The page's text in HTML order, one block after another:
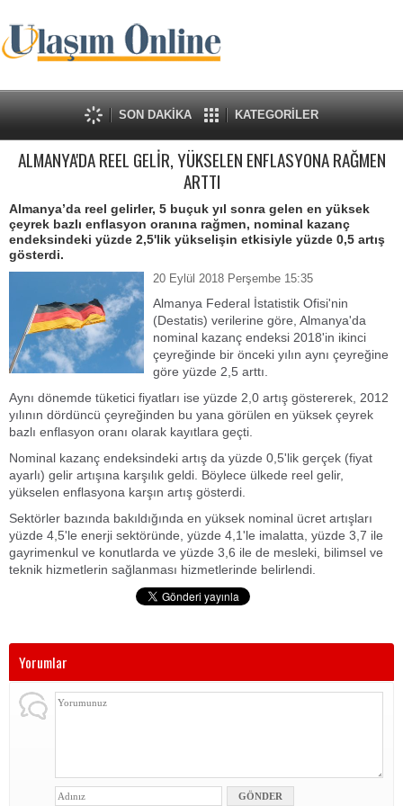
SON DAKİKA KATEGORİLER
ALMANYA'DA REEL GELİR, YÜKSELEN ENFLASYONA RAĞMEN
ARTTI
Almanya’da reel gelirler, 5 buçuk yıl sonra gelen en yüksek
çeyrek bazlı enflasyon oranına rağmen, nominal kazanç
endeksindeki yüzde 2,5'lik yükselişin etkisiyle yüzde 0,5 artış
gösterdi.
20 Eylül 2018 Perşembe 15:35
Almanya Federal İstatistik Ofisi'nin
(Destatis) verilerine göre, Almanya'da
nominal kazanç endeksi 2018'in ikinci
çeyreğinde bir önceki yılın aynı çeyreğine
göre yüzde 2,5 arttı.
Aynı dönemde tüketici fiyatları ise yüzde 2,0 artış göstererek, 2012
yılının dördüncü çeyreğinden bu yana görülen en yüksek çeyrek
bazlı enflasyon oranı olarak kayıtlara geçti.
Nominal kazanç endeksindeki artış da yüzde 0,5'lik gerçek (fiyat
ayarlı) gelir artışına karşılık geldi. Böylece ülkede reel gelir,
yükselen enflasyona karşın artış gösterdi.
Sektörler bazında bakıldığında en yüksek nominal ücret artışları
yüzde 4,5'le enerji sektöründe, yüzde 4,1'le imalatta, yüzde 3,7 ile
gayrimenkul ve konutlarda ve yüzde 3,6 ile de mesleki, bilimsel ve
teknik hizmetlerin sağlanması hizmetlerinde belirlendi.
Yorumlar